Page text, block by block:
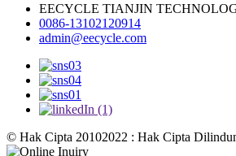
EECYCLE TIANJIN
0086-13102120914
admin@eecycle.com
© Hak Cipta 20102022 : Hak Cipta